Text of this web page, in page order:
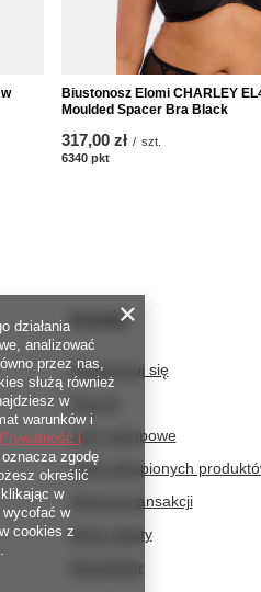
Biustonosz Elomi CHARLEY
Moulded Spacer Bra Black
317,00 zł / szt.
6340 pktpunktów
Konto
Zarejestruj się
Koszyk
Listy zakupowe
Lista zakupionych
Historia transakcji
Moje rabaty
Newsletter
działania
analizować
przez nas,
służą również
w
warunków i
Prywatność i
zgodę
określić
w
wycofać w
cookies z